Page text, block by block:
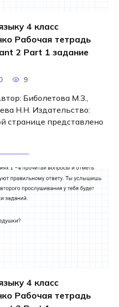
4 класс
Рабочая тетрадь
2 Part 1 задание
9
Биболетова М.З.,
Н.Н. Издательство:
странице представлено
4 класс
Рабочая тетрадь